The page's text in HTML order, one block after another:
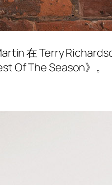
在 Terry
Of The Season》。